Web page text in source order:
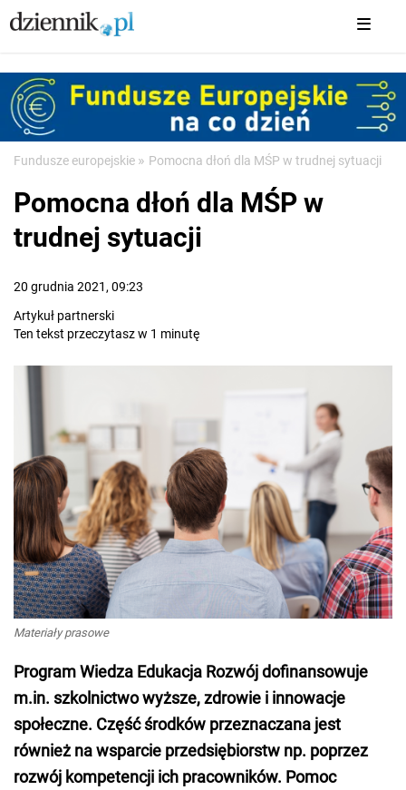
Fundusze europejskie » Pomocna dłoń dla MŚP w trudnej sytuacji
Pomocna dłoń dla MŚP w
trudnej sytuacji
20 grudnia 2021, 09:23
Artykuł partnerski
Ten tekst przeczytasz w 1 minutę
Materiały prasowe
Program Wiedza Edukacja Rozwój dofinansowuje
m.in. szkolnictwo wyższe, zdrowie i innowacje
społeczne. Część środków przeznaczana jest
również na wsparcie przedsiębiorstw np. poprzez
rozwój kompetencji ich pracowników. Pomoc